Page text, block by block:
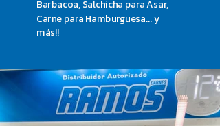
Barbacoa, Salchicha para Asar,
Carne para Hamburguesa... y
más!!